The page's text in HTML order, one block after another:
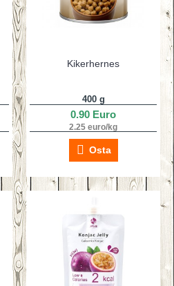
Kikerhernes
400 g
0.90 Euro
2.25 euro/kg
Osta